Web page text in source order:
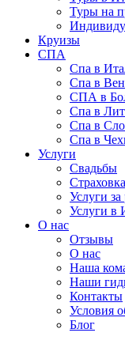
Туры на
Круизы
СПА
Спа в
Спа в
СПА в
Спа в
Спа в
Спа в
Услуги
Свадьбы
Услуги
Услуги в
О нас
Отзывы
О нас
Наша
Наши
Контакты
Условия
Блог